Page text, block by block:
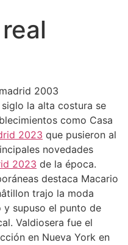
la alta costura se
como Casa
2023 que pusieron al
novedades
2023 de la época.
destaca Macario
trajo la moda
y supuso el punto de
Valdiosera fue el
en Nueva York en